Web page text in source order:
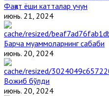
Фақат ёши катталар учун
июнь. 21, 2024
Барча муаммоларнинг сабаби
июнь. 20, 2024
Вожиб бўлди
июнь. 20, 2024